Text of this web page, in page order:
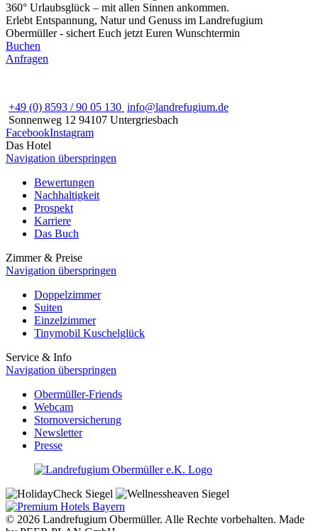
360° Urlaubsglück – mit allen Sinnen ankommen.
Erlebt Entspannung, Natur und Genuss im Landrefugium
Obermüller - sichert Euch jetzt Euren Wunschtermin
Buchen
Anfragen
+49 (0) 8593 / 90 05 130 info@landrefugium.de
Sonnenweg 12 94107 Untergriesbach
FacebookInstagram
Das Hotel
Navigation überspringen
Bewertungen
Nachhaltigkeit
Prospekt
Karriere
Das Buch
Zimmer & Preise
Navigation überspringen
Doppelzimmer
Suiten
Einzelzimmer
Tinymobil Kuschelglück
Service & Info
Navigation überspringen
Obermüller-Friends
Webcam
Stornoversicherung
Newsletter
Presse
© 2026 Landrefugium Obermüller. Alle Rechte vorbehalten. Made